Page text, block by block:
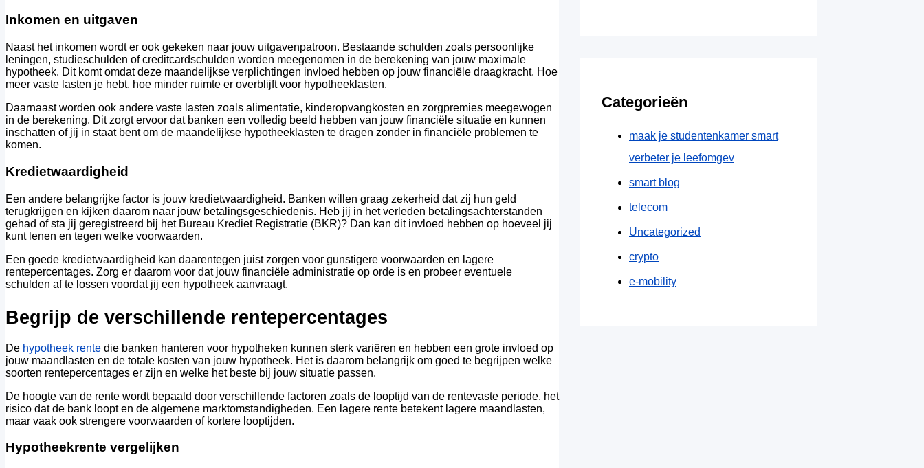
Inkomen en uitgaven
Naast het inkomen wordt er ook gekeken naar jouw uitgavenpatroon. Bestaande schulden zoals persoonlijke
leningen, studieschulden of creditcardschulden worden meegenomen in de berekening van jouw maximale
hypotheek. Dit komt omdat deze maandelijkse verplichtingen invloed hebben op jouw financiële draagkracht. Hoe
meer vaste lasten je hebt, hoe minder ruimte er overblijft voor hypotheeklasten.
Daarnaast worden ook andere vaste lasten zoals alimentatie, kinderopvangkosten en zorgpremies meegewogen
in de berekening. Dit zorgt ervoor dat banken een volledig beeld hebben van jouw financiële situatie en kunnen
inschatten of jij in staat bent om de maandelijkse hypotheeklasten te dragen zonder in financiële problemen te
komen.
Kredietwaardigheid
Een andere belangrijke factor is jouw kredietwaardigheid. Banken willen graag zekerheid dat zij hun geld
terugkrijgen en kijken daarom naar jouw betalingsgeschiedenis. Heb jij in het verleden betalingsachterstanden
gehad of sta jij geregistreerd bij het Bureau Krediet Registratie (BKR)? Dan kan dit invloed hebben op hoeveel jij
kunt lenen en tegen welke voorwaarden.
Een goede kredietwaardigheid kan daarentegen juist zorgen voor gunstigere voorwaarden en lagere
rentepercentages. Zorg er daarom voor dat jouw financiële administratie op orde is en probeer eventuele
schulden af te lossen voordat jij een hypotheek aanvraagt.
Begrijp de verschillende rentepercentages
De hypotheek rente die banken hanteren voor hypotheken kunnen sterk variëren en hebben een grote invloed op
jouw maandlasten en de totale kosten van jouw hypotheek. Het is daarom belangrijk om goed te begrijpen welke
soorten rentepercentages er zijn en welke het beste bij jouw situatie passen.
De hoogte van de rente wordt bepaald door verschillende factoren zoals de looptijd van de rentevaste periode, het
risico dat de bank loopt en de algemene marktomstandigheden. Een lagere rente betekent lagere maandlasten,
maar vaak ook strengere voorwaarden of kortere looptijden.
Hypotheekrente vergelijken
Categorieën
maak je studentenkamer smart
verbeter je leefomgev
smart blog
telecom
Uncategorized
crypto
e-mobility